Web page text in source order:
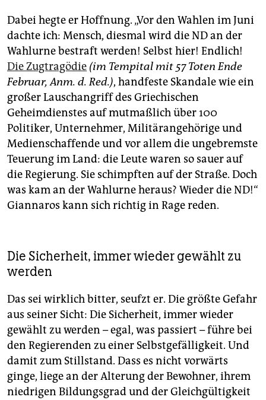
Dabei hegte er Hoffnung. „Vor den Wahlen im Juni
dachte ich: Mensch, diesmal wird die ND an der
Wahlurne bestraft werden! Selbst hier! Endlich!
Die Zugtragödie (im Tempital mit 57 Toten Ende
Februar, Anm. d. Red.), handfeste Skandale wie ein
großer Lauschangriff des Griechischen
Geheimdienstes auf mutmaßlich über 100
Politiker, Unternehmer, Militärangehörige und
Medienschaffende und vor allem die ungebremste
Teuerung im Land: die Leute waren so sauer auf
die Regierung. Sie schimpften auf der Straße. Doch
was kam an der Wahlurne heraus? Wieder die ND!“
Giannaros kann sich richtig in Rage reden.
Die Sicherheit, immer wieder gewählt zu
werden
Das sei wirklich bitter, seufzt er. Die größte Gefahr
aus seiner Sicht: Die Sicherheit, immer wieder
gewählt zu werden – egal, was passiert – führe bei
den Regierenden zu einer Selbstgefälligkeit. Und
damit zum Stillstand. Dass es nicht vorwärts
ginge, liege an der Alterung der Bewohner, ihrem
niedrigen Bildungsgrad und der Gleichgültigkeit